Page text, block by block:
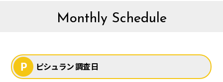
Monthly Schedule
ピシュラン 調査日